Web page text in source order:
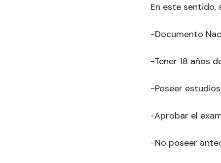
En este sentido,
-Documento
-Tener 18 años
-Poseer
-Aprobar el
-No poseer